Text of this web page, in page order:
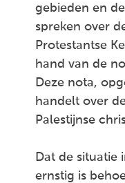
gebieden en
spreken over
Protestantse
hand van de
Deze nota,
handelt over
Palestijnse
Dat de situatie
ernstig is